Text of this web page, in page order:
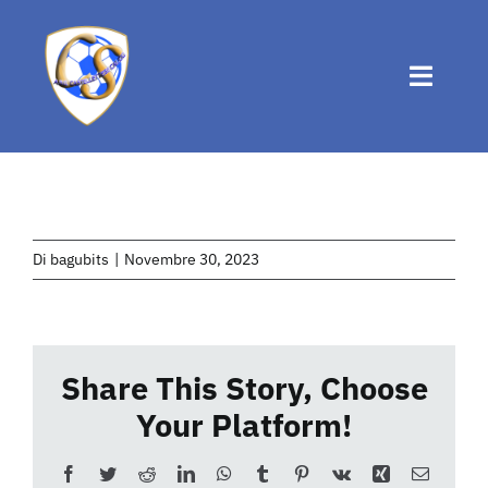
contenuto
Toggle
Chi siamo
News
Di bagubits | Novembre 30, 2023
Share This Story, Choose
Your Platform!
Facebook
TwitterRedditLinkedInWhatsApp
TumblrPinterest
Vk Xing Email